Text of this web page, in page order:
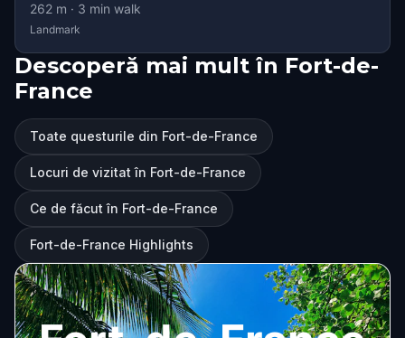
262 m · 3 min walk
Landmark
Descoperă mai mult în Fort-de-
France
Toate questurile din Fort-de-France
Locuri de vizitat în Fort-de-France
Ce de făcut în Fort-de-France
Fort-de-France Highlights